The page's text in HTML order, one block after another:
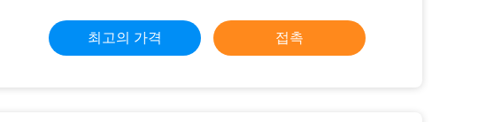
최고의 가격 접촉